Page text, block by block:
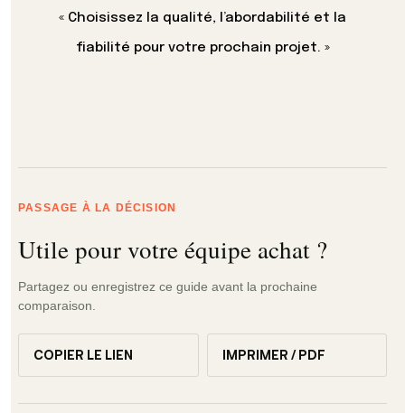
« Choisissez la qualité, l’abordabilité et la
fiabilité pour votre prochain projet. »
PASSAGE À LA DÉCISION
Utile pour votre équipe achat ?
Partagez ou enregistrez ce guide avant la prochaine
comparaison.
COPIER LE LIEN IMPRIMER / PDF